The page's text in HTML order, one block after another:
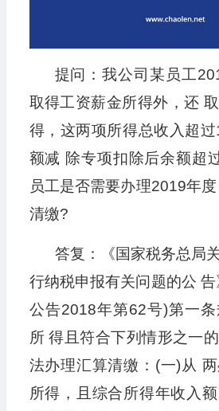
提问：我公司某员工
取得工资薪金所得外，还
得，这两项所得总收入超
额减 除专项扣除后余额超
员工是否需要办理2019年
清缴?
答复：《国家税务总局
行纳税申报有关问题的公
公告2018年第62号)第一
所 得且符合下列情形之一
法办理汇算清缴：(一)从
所得，且综合所得年收入